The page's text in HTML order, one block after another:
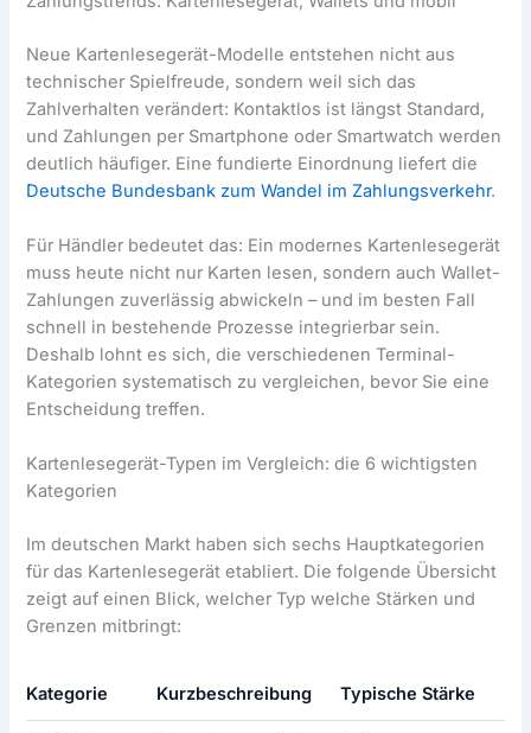
Neue Kartenlesegerät-Modelle entstehen nicht aus
technischer Spielfreude, sondern weil sich das
Zahlverhalten verändert: Kontaktlos ist längst Standard,
und Zahlungen per Smartphone oder Smartwatch werden
deutlich häufiger. Eine fundierte Einordnung liefert die
Deutsche Bundesbank zum Wandel im Zahlungsverkehr.
Für Händler bedeutet das: Ein modernes Kartenlesegerät
muss heute nicht nur Karten lesen, sondern auch Wallet-
Zahlungen zuverlässig abwickeln – und im besten Fall
schnell in bestehende Prozesse integrierbar sein.
Deshalb lohnt es sich, die verschiedenen Terminal-
Kategorien systematisch zu vergleichen, bevor Sie eine
Entscheidung treffen.
Kartenlesegerät-Typen im Vergleich: die 6 wichtigsten
Kategorien
Im deutschen Markt haben sich sechs Hauptkategorien
für das Kartenlesegerät etabliert. Die folgende Übersicht
zeigt auf einen Blick, welcher Typ welche Stärken und
Grenzen mitbringt:
Kategorie Kurzbeschreibung Typische Stärke